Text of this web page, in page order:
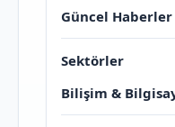
Güncel Haberler
Sektörler
Bilişim &